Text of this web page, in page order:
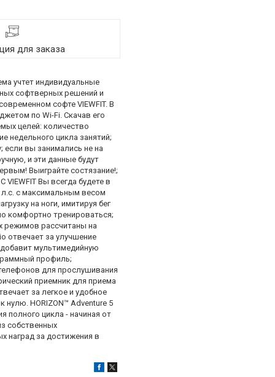
для заказа
учтет индивидуальные
софтверных решений и
софте VIEWFIT. В
по Wi-Fi. Скачав его
целей: количество
недельного цикла занятий;
если вы занимались не на
и эти данные будут
Выиграйте состязание!;
Вы всегда будете в
с максимальным весом
на ноги, имитируя бег
комфортно тренироваться;
режимов рассчитаны на
отвечает за улучшение
мультимедийную
профиль;
для прослушивания
приемник для приема
за легкое и удобное
нулю. HORIZON™ Adventure 5
полного цикла - начиная от
собственных
наград за достижения в